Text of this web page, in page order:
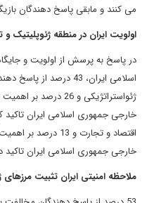
می کنند و مابقی پاسخ دهندگان
اولویت ایران در منطقه ژئوپلیتیک
در پاسخ به پرسش از اولویت و
اسلامی ایران، 43 درصد
ژئواستراتژیکی و
اقتصاد و تجارت و
خارجی جمهوری اسلامی ایران تاکید
ملاحظه امنیتی ایران تثبیت